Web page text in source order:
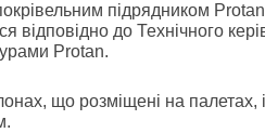
підрядником
відповідно до Технічного
Protan.
що розміщені на палетах,